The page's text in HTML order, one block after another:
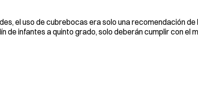
el uso de cubrebocas era solo una recomendación de
de infantes a quinto grado, solo deberán cumplir con